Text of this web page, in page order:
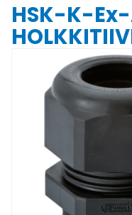
HSK-K-